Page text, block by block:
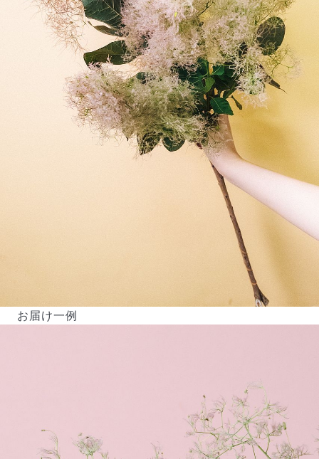
お届け一例